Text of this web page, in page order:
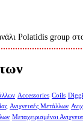
Polatidis group στο
Accessories Coils
Ανιχνευτές Μετάλλων
Μεταχειρισμένοι